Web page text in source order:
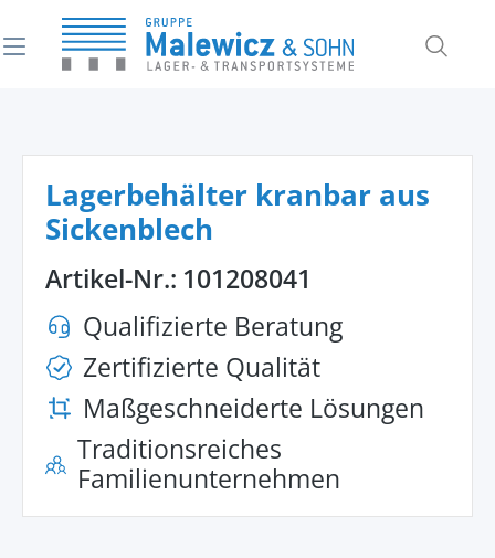
springen
Lagerbehälter kranbar aus
Sickenblech
Artikel-Nr.: 101208041
Qualifizierte Beratung
Zertifizierte Qualität
Maßgeschneiderte Lösungen
Traditionsreiches
Familienunternehmen